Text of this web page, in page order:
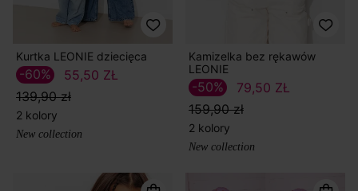
Kurtka LEONIE dziecięca
55,50 ZŁ
139,90 zł
-60%
2 kolory
New collection
Kamizelka bez rękawów
LEONIE
79,50 ZŁ
159,90 zł
-50%
2 kolory
New collection